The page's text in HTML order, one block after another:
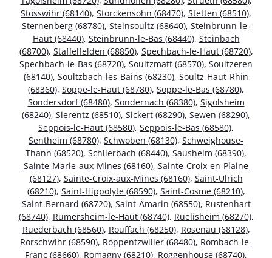
Stosswihr (68140), Storckensohn (68470), Stetten (68510),
Sternenberg (68780), Steinsoultz (68640), Steinbrunn-le-
Haut (68440), Steinbrunn-le-Bas (68440), Steinbach
(68700), Staffelfelden (68850), Spechbach-le-Haut (68720),
Spechbach-le-Bas (68720), Soultzmatt (68570), Soultzeren
(68140), Soultzbach-les-Bains (68230), Soultz-Haut-Rhin
(68360), Soppe-le-Haut (68780), Soppe-le-Bas (68780),
Sondersdorf (68480), Sondernach (68380), Sigolsheim
(68240), Sierentz (68510), Sickert (68290), Sewen (68290),
Seppois-le-Haut (68580), Seppois-le-Bas (68580),
Sentheim (68780), Schwoben (68130), Schweighouse-
Thann (68520), Schlierbach (68440), Sausheim (68390),
Sainte-Marie-aux-Mines (68160), Sainte-Croix-en-Plaine
(68127), Sainte-Croix-aux-Mines (68160), Saint-Ulrich
(68210), Saint-Hippolyte (68590), Saint-Cosme (68210),
Saint-Bernard (68720), Saint-Amarin (68550), Rustenhart
(68740), Rumersheim-le-Haut (68740), Ruelisheim (68270),
Ruederbach (68560), Rouffach (68250), Rosenau (68128),
Rorschwihr (68590), Roppentzwiller (68480), Rombach-le-
Franc (68660), Romagny (68210), Roggenhouse (68740),